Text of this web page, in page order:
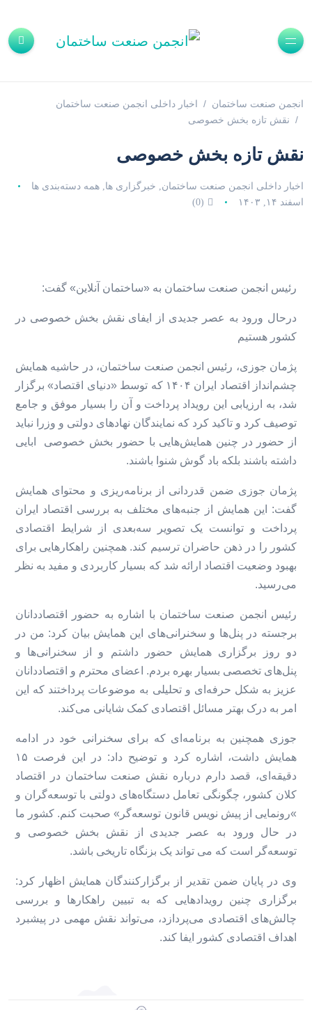
انجمن صنعت ساختمان
اخبار داخلی انجمن صنعت ساختمان
نقش تازه بخش خصوصی
نقش تازه بخش خصوصی
اخبار داخلی انجمن صنعت ساختمان, خبرگزاری ها, همه دسته‌بندی ها
اسفند ۱۴, ۱۴۰۳ (0)
رئیس انجمن صنعت ساختمان به «ساختمان آنلاین» گفت:
درحال ورود به عصر جدیدی از ایفای نقش بخش خصوصی در
کشور هستیم
پژمان جوزی، رئیس انجمن صنعت ساختمان، در حاشیه همایش
چشم‌انداز اقتصاد ایران ۱۴۰۴ که توسط «دنیای اقتصاد» برگزار
شد، به ارزیابی این رویداد پرداخت و آن را بسیار موفق و جامع
توصیف کرد و تاکید کرد که نمایندگان نهادهای دولتی و وزرا نباید
از حضور در چنین همایش‌هایی با حضور بخش خصوصی ابایی
داشته باشند بلکه باد گوش شنوا باشند.
پژمان جوزی ضمن قدردانی از برنامه‌ریزی و محتوای همایش
گفت: این همایش از جنبه‌های مختلف به بررسی اقتصاد ایران
پرداخت و توانست یک تصویر سه‌بعدی از شرایط اقتصادی
کشور را در ذهن حاضران ترسیم کند. همچنین راهکارهایی برای
بهبود وضعیت اقتصاد ارائه شد که بسیار کاربردی و مفید به نظر
می‌رسید.
رئیس انجمن صنعت ساختمان با اشاره به حضور اقتصاددانان
برجسته در پنل‌ها و سخنرانی‌های این همایش بیان کرد: من در
دو روز برگزاری همایش حضور داشتم و از سخنرانی‌ها و
پنل‌های تخصصی بسیار بهره بردم. اعضای محترم و اقتصاددانان
عزیز به شکل حرفه‌ای و تحلیلی به موضوعات پرداختند که این
امر به درک بهتر مسائل اقتصادی کمک شایانی می‌کند.
جوزی همچنین به برنامه‌ای که برای سخنرانی خود در ادامه
همایش داشت، اشاره کرد و توضیح داد: در این فرصت ۱۵
دقیقه‌ای، قصد دارم درباره نقش صنعت ساختمان در اقتصاد
کلان کشور، چگونگی تعامل دستگاه‌های دولتی با توسعه‌گران و
»رونمایی از پیش نویس قانون توسعه‌گر» صحبت کنم. کشور ما
در حال ورود به عصر جدیدی از نقش بخش خصوصی و
توسعه‌گر است که می تواند یک بزنگاه تاریخی باشد.
وی در پایان ضمن تقدیر از برگزارکنندگان همایش اظهار کرد:
برگزاری چنین رویدادهایی که به تبیین راهکارها و بررسی
چالش‌های اقتصادی می‌پردازد، می‌تواند نقش مهمی در پیشبرد
اهداف اقتصادی کشور ایفا کند.